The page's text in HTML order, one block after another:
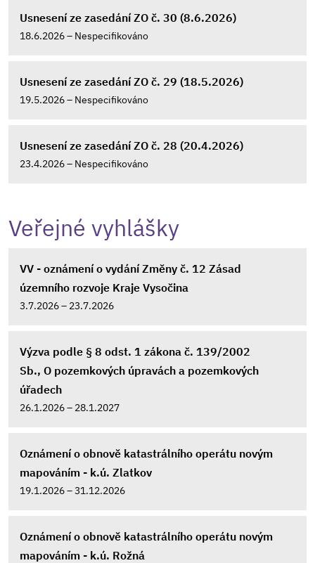
Usnesení ze zasedání ZO č. 30 (8.6.2026)
18.6.2026 – Nespecifikováno
Usnesení ze zasedání ZO č. 29 (18.5.2026)
19.5.2026 – Nespecifikováno
Usnesení ze zasedání ZO č. 28 (20.4.2026)
23.4.2026 – Nespecifikováno
Veřejné vyhlášky
VV - oznámení o vydání Změny č. 12 Zásad
územního rozvoje Kraje Vysočina
3.7.2026 – 23.7.2026
Výzva podle § 8 odst. 1 zákona č. 139/2002
Sb., O pozemkových úpravách a pozemkových
úřadech
26.1.2026 – 28.1.2027
Oznámení o obnově katastrálního operátu novým
mapováním - k.ú. Zlatkov
19.1.2026 – 31.12.2026
Oznámení o obnově katastrálního operátu novým
mapováním - k.ú. Rožná